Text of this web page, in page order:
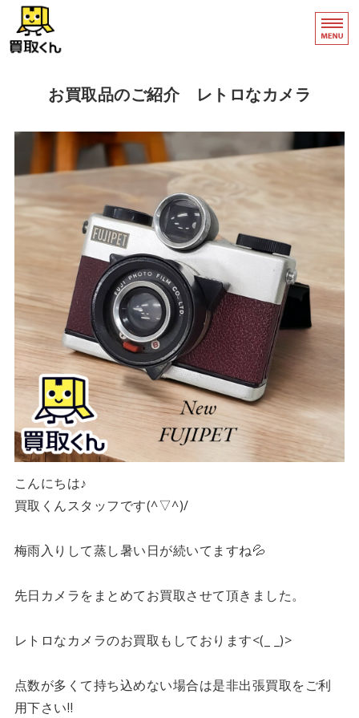
買取くん｜骨董品・絵
買取の流れ
店舗販売
お問い合わせ
お買取品のご紹介 レトロなカメラ
こんにちは♪
買取くんスタッフです(^▽^)/
梅雨入りして蒸し暑い日が続いてますね💦
先日カメラをまとめてお買取させて頂きました。
レトロなカメラのお買取もしております<(_ _)>
点数が多くて持ち込めない場合は是非出張買取をご利
用下さい‼